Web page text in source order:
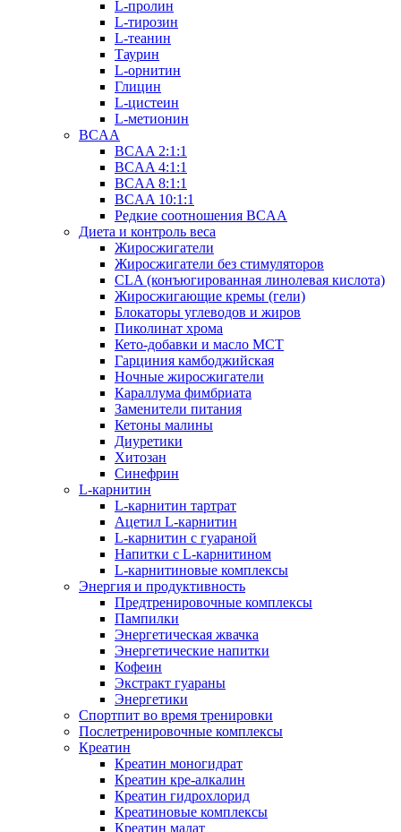
L-пролин
L-тирозин
L-теанин
Таурин
L-орнитин
Глицин
L-цистеин
L-метионин
BCAA
BCAA 2:1:1
BCAA 4:1:1
BCAA 8:1:1
BCAA 10:1:1
Редкие соотношения BCAA
Диета и контроль веса
Жиросжигатели
Жиросжигатели без стимуляторов
CLA (конъюгированная линолевая кислота)
Жиросжигающие кремы (гели)
Блокаторы углеводов и жиров
Пиколинат хрома
Кето-добавки и масло МСТ
Гарциния камбоджийская
Ночные жиросжигатели
Караллума фимбриата
Заменители питания
Кетоны малины
Диуретики
Хитозан
Синефрин
L-карнитин
L-карнитин тартрат
Ацетил L-карнитин
L-карнитин с гуараной
Напитки c L-карнитином
L-карнитиновые комплексы
Энергия и продуктивность
Предтренировочные комплексы
Пампилки
Энергетическая жвачка
Энергетические напитки
Кофеин
Экстракт гуараны
Энергетики
Спортпит во время тренировки
Послетренировочные комплексы
Креатин
Креатин моногидрат
Креатин кре-алкалин
Креатин гидрохлорид
Креатиновые комплексы
Креатин малат